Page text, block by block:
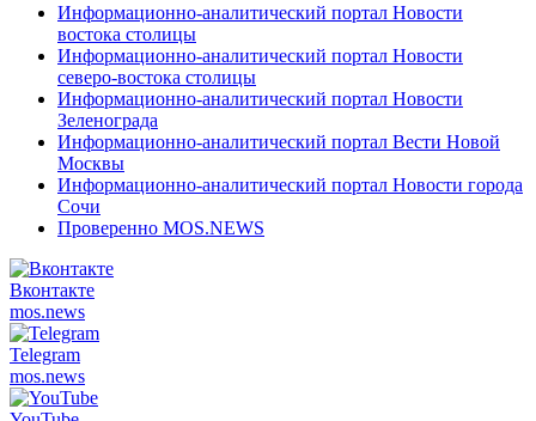
Информационно-аналитический портал Новости
востока столицы
Информационно-аналитический портал Новости
северо-востока столицы
Информационно-аналитический портал Новости
Зеленограда
Информационно-аналитический портал Вести Новой
Москвы
Информационно-аналитический портал Новости города
Сочи
Проверенно MOS.NEWS
Вконтакте
mos.news
Telegram
mos.news